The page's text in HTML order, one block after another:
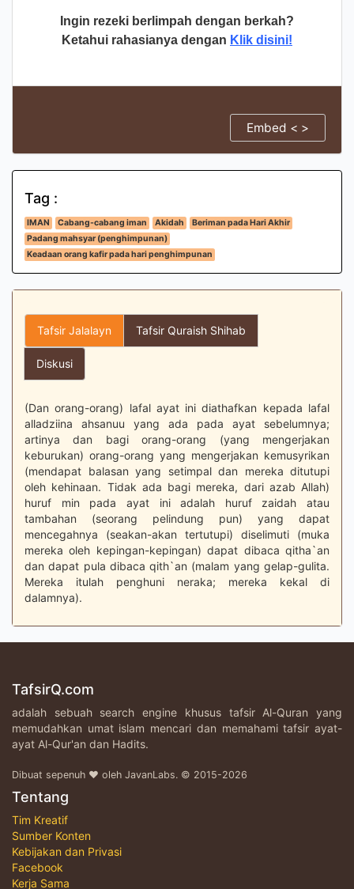
Ingin rezeki berlimpah dengan berkah?
Ketahui rahasianya dengan Klik disini!
Embed < >
Tag :
IMAN Cabang-cabang iman Akidah
Beriman pada Hari Akhir
Padang mahsyar (penghimpunan)
Keadaan orang kafir pada hari penghimpunan
Tafsir Jalalayn Tafsir Quraish Shihab
Diskusi
(Dan orang-orang) lafal ayat ini diathafkan kepada lafal
alladziina ahsanuu yang ada pada ayat sebelumnya;
artinya dan bagi orang-orang (yang mengerjakan
keburukan) orang-orang yang mengerjakan kemusyrikan
(mendapat balasan yang setimpal dan mereka ditutupi
oleh kehinaan. Tidak ada bagi mereka, dari azab Allah)
huruf min pada ayat ini adalah huruf zaidah atau
tambahan (seorang pelindung pun) yang dapat
mencegahnya (seakan-akan tertutupi) diselimuti (muka
mereka oleh kepingan-kepingan) dapat dibaca qitha`an
dan dapat pula dibaca qith`an (malam yang gelap-gulita.
Mereka itulah penghuni neraka; mereka kekal di
dalamnya).
TafsirQ.com
adalah sebuah search engine khusus tafsir Al-Quran yang
memudahkan umat islam mencari dan memahami tafsir ayat-
ayat Al-Qur'an dan Hadits.
Dibuat sepenuh ♥ oleh JavanLabs. © 2015-2026
Tentang
Tim Kreatif
Sumber Konten
Kebijakan dan Privasi
Facebook
Kerja Sama